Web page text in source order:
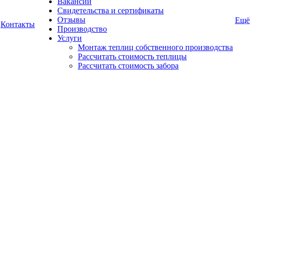
Контакты
Свидетельства и сертификаты
Отзывы
Производство
Услуги
Монтаж теплиц собственного производства
Рассчитать стоимость теплицы
Рассчитать стоимость забора
Ещё